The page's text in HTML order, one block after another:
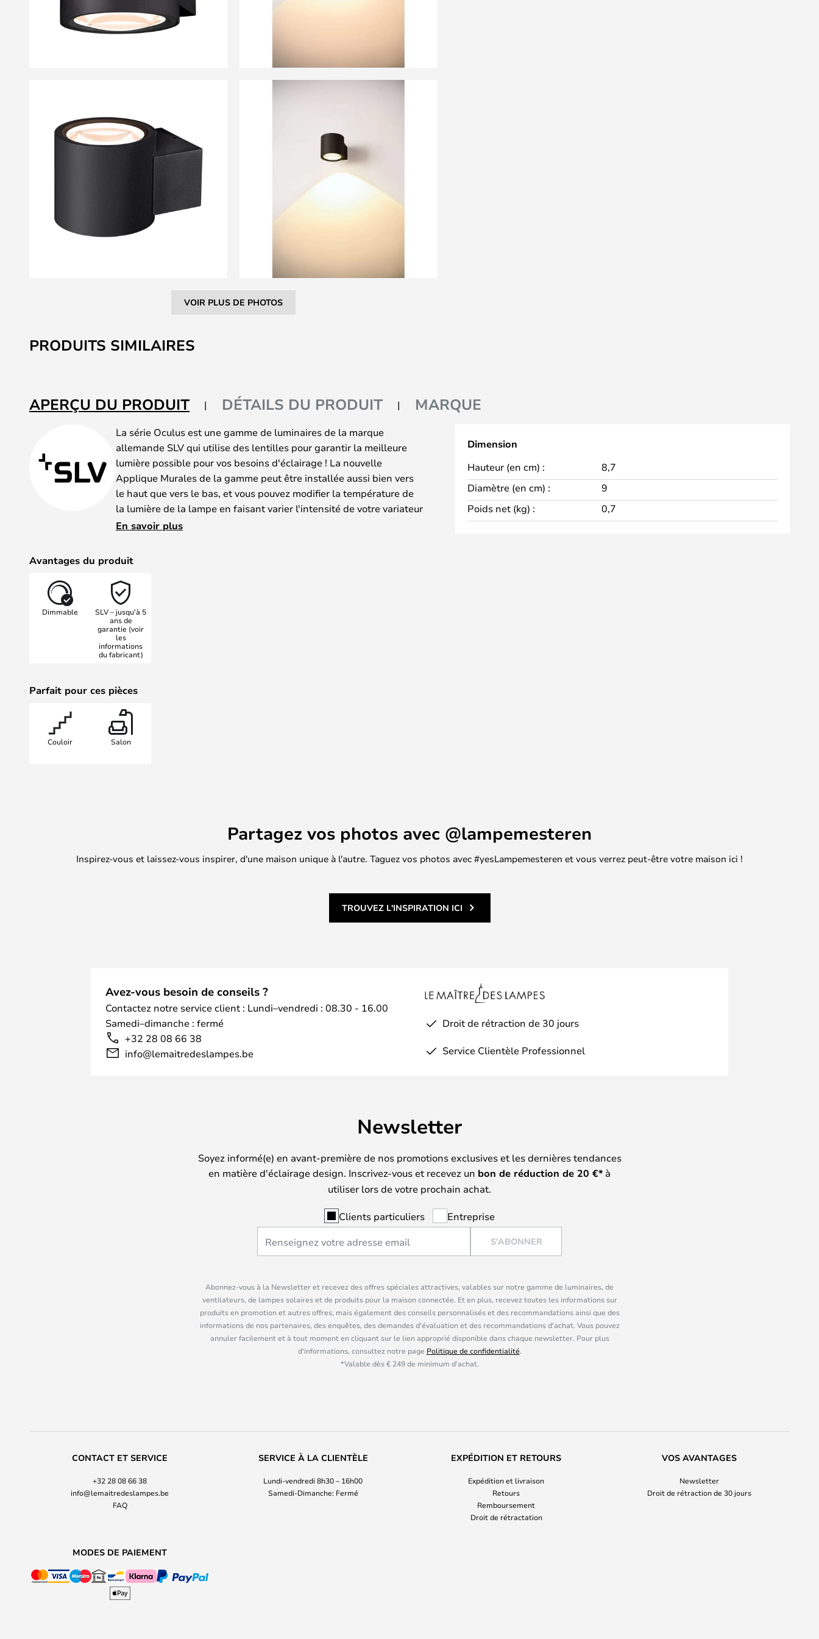
VOIR PLUS DE PHOTOS
to
the
the
images
PRODUITS SIMILAIRES
APERÇU DU PRODUIT DÉTAILS DU PRODUIT MARQUE
La série Oculus est une gamme de luminaires de la marque
allemande SLV qui utilise des lentilles pour garantir la meilleure
lumière possible pour vos besoins d'éclairage ! La nouvelle
Applique Murales de la gamme peut être installée aussi bien vers
le haut que vers le bas, et vous pouvez modifier la température de
la lumière de la lampe en faisant varier l'intensité de votre variateur
d'intensité habituel.
lentille intrigante s'est fait un nom en garantissant que la lumière
éblouissante. Votre Lampe Oculus est livrée avec un abat-jour en
verre dépoli que vous pouvez remplacer par l'abat-jour transparent.
Utilisez les Lampes au-dessus d'une commode avec de beaux
bibelots ou utilisez-les au-dessus de la surface de votre cuisine !
En savoir plus
Avantages du produit
Dimmable
SLV – jusqu'à 5
ans de
garantie (voir
les
informations
du fabricant)
Parfait pour ces pièces
Couloir Salon
Dimension
Hauteur (en cm) :
8,7
Diamètre (en cm) :
9
Poids net (kg) :
0,7
Partagez vos photos avec @lampemesteren
Inspirez-vous et laissez-vous inspirer, d'une maison unique à l'autre. Taguez vos photos avec #yesLampemesteren et vous verrez peut-être votre maison ici !
TROUVEZ L'INSPIRATION ICI
Avez-vous besoin de conseils ?
Contactez notre service client : Lundi–vendredi : 08.30 - 16.00
Samedi–dimanche : fermé
+32 28 08 66 38
info@lemaitredeslampes.be
Droit de rétraction de 30 jours
Service Clientèle Professionnel
Newsletter
Soyez informé(e) en avant-première de nos promotions exclusives et les dernières tendances
en matière d'éclairage design. Inscrivez-vous et recevez un bon de réduction de 20 €* à
utiliser lors de votre prochain achat.
Clients particuliers Entreprise
S'ABONNER
Abonnez-vous à la Newsletter et recevez des offres spéciales attractives, valables sur notre gamme de luminaires, de
ventilateurs, de lampes solaires et de produits pour la maison connectée. Et en plus, recevez toutes les informations sur
produits en promotion et autres offres, mais également des conseils personnalisés et des recommandations ainsi que des
informations de nos partenaires, des enquêtes, des demandes d'évaluation et des recommandations d'achat. Vous pouvez
annuler facilement et à tout moment en cliquant sur le lien approprié disponible dans chaque newsletter. Pour plus
d'informations, consultez notre page Politique de confidentialité.
*Valable dès € 249 de minimum d'achat.
CONTACT ET SERVICE
+32 28 08 66 38
info@lemaitredeslampes.be
FAQ
SERVICE À LA CLIENTÈLE
Lundi-vendredi 8h30 – 16h00
Samedi-Dimanche: Fermé
EXPÉDITION ET RETOURS
Expédition et livraison
Retours
Remboursement
Droit de rétractation
VOS AVANTAGES
Newsletter
Droit de rétraction de 30 jours
MODES DE PAIEMENT